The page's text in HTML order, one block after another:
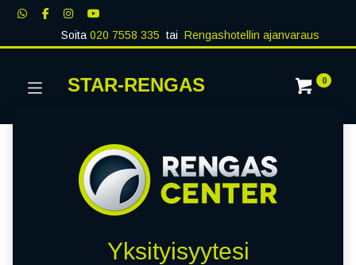
Soita020 7558 335 tai Rengashotellin ajanvaraus
STAR-RENGAS 0
Yksityisyytesi